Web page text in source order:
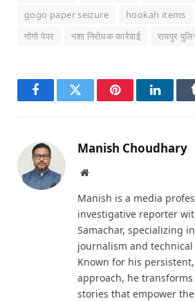
gogo paper seizure
hookah items
गोगो पेपर
नशा निरोधक कार्रवाई रायपुर
FacebookTwitter Pinterest
Manish Choudhary
Website
Manish is a media
investigative reporter
Samachar, specializing
journalism and
Known for his
approach, he
stories that empower